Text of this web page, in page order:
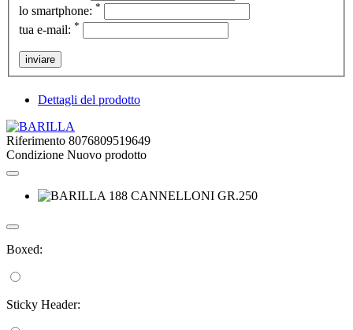
lo smartphone: *
tua e-mail: *
inviare
Dettagli del prodotto
Riferimento 8076809519649
Condizione Nuovo prodotto
Boxed:
Sticky Header: